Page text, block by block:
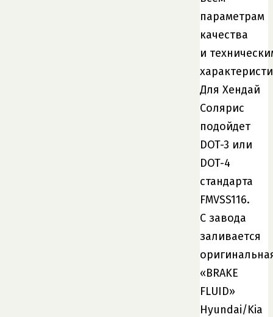
параметрам
качества
и
Для Хендай
Солярис
подойдет
DOT-3 или
DOT-4
стандарта
FMVSS116.
С завода
заливается
«BRAKE
FLUID»
Hyundai/Kia